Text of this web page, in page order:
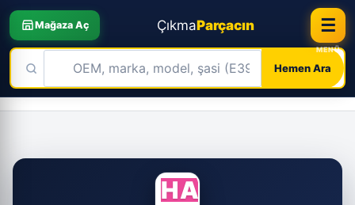
Mağaza Aç ÇıkmaParçacın
Hemen Ara
☰
Skip
HA